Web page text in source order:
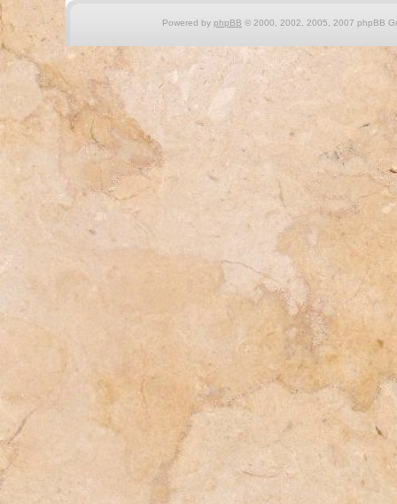
Powered by phpBB © 2000, 2002, 2005, 2007 phpBB